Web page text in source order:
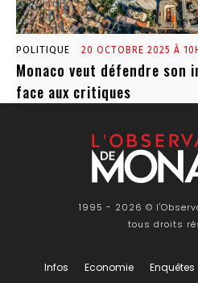
POLITIQUE 20 OCTOBRE 2025 À
Monaco veut défendre son
face aux critiques
1995 - 2026 ©
tous droits
Infos Economie Enquêtes